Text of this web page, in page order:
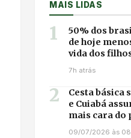
MAIS LIDAS
1
50% dos
de hoje
vida dos
7h atrás
2
Cesta básica
e Cuiabá
mais cara do
09/07/2026 às